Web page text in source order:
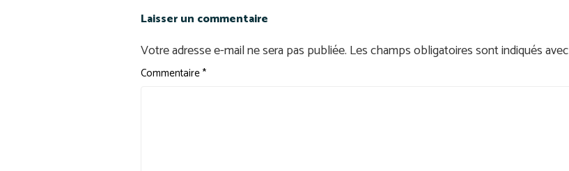
Laisser un commentaire
Votre adresse e-mail ne sera pas publiée. Les champs obligatoires sont indiqués avec
Commentaire*